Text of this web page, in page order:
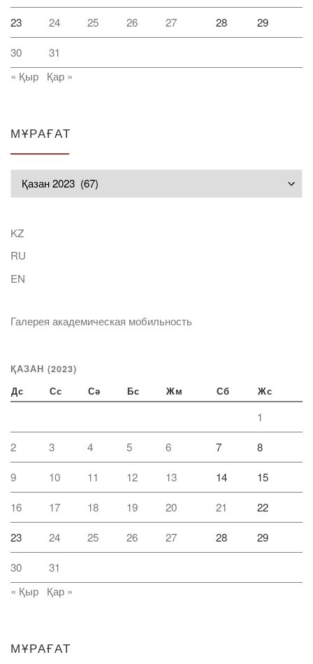
23 24 25 26 27 28 29
30
31
« Қыр
Қар »
МҰРАҒАТ
KZ
RU
EN
Галерея академическая мобильность
ҚАЗАН (2023)
Дс Сс Сә Бс Жм Сб Жс
1
2 3 4 5 6 7 8
9 10 11 12 13 14 15
16 17 18 19 20 21 22
23 24 25 26 27 28 29
30
31
« Қыр
Қар »
МҰРАҒАТ